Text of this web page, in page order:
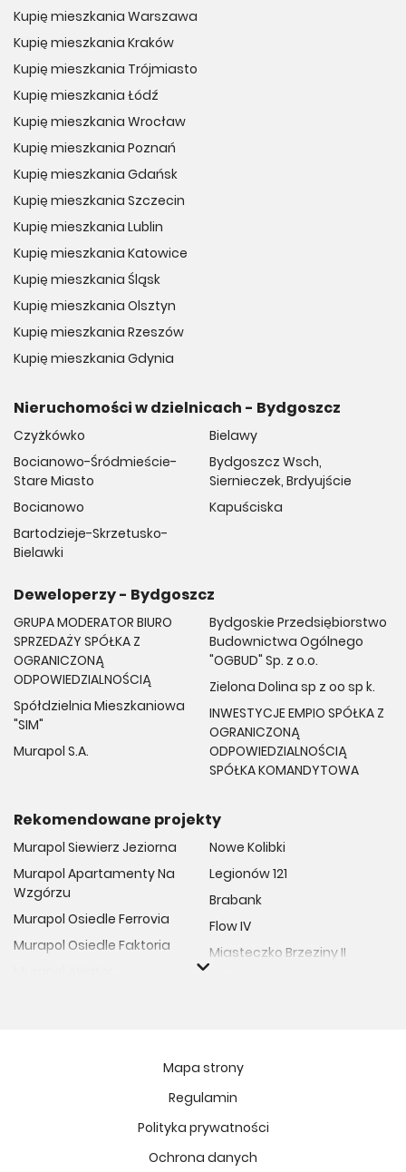
Kupię mieszkania Warszawa
Kupię mieszkania Kraków
Kupię mieszkania Trójmiasto
Kupię mieszkania Łódź
Kupię mieszkania Wrocław
Kupię mieszkania Poznań
Kupię mieszkania Gdańsk
Kupię mieszkania Szczecin
Kupię mieszkania Lublin
Kupię mieszkania Katowice
Kupię mieszkania Śląsk
Kupię mieszkania Olsztyn
Kupię mieszkania Rzeszów
Kupię mieszkania Gdynia
Nieruchomości w dzielnicach - Bydgoszcz
Czyżkówko
Bocianowo-Śródmieście-
Stare Miasto
Bocianowo
Bartodzieje-Skrzetusko-
Bielawki
Bielawy
Bydgoszcz Wsch,
Siernieczek, Brdyujście
Kapuściska
Deweloperzy - Bydgoszcz
GRUPA MODERATOR BIURO
SPRZEDAŻY SPÓŁKA Z
OGRANICZONĄ
ODPOWIEDZIALNOŚCIĄ
Spółdzielnia Mieszkaniowa
"SIM"
Murapol S.A.
Bydgoskie Przedsiębiorstwo
Budownictwa Ogólnego
"OGBUD" Sp. z o.o.
Zielona Dolina sp z oo sp k.
INWESTYCJE EMPIO SPÓŁKA Z
OGRANICZONĄ
ODPOWIEDZIALNOŚCIĄ
SPÓŁKA KOMANDYTOWA
Rekomendowane projekty
Murapol Siewierz Jeziorna
Murapol Apartamenty Na
Wzgórzu
Murapol Osiedle Ferrovia
Murapol Osiedle Faktoria
Murapol Osiedle Szafirove
Nowe Kolibki
Legionów 121
Brabank
Flow IV
Miasteczko Brzeziny II
MIASTECZKO NOVA FALA
Żywiecka Vita
Mapa strony
Regulamin
Polityka prywatności
Ochrona danych